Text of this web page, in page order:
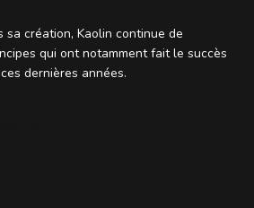
sa création, Kaolin continue de
qui ont notamment fait le succès
dernières années.